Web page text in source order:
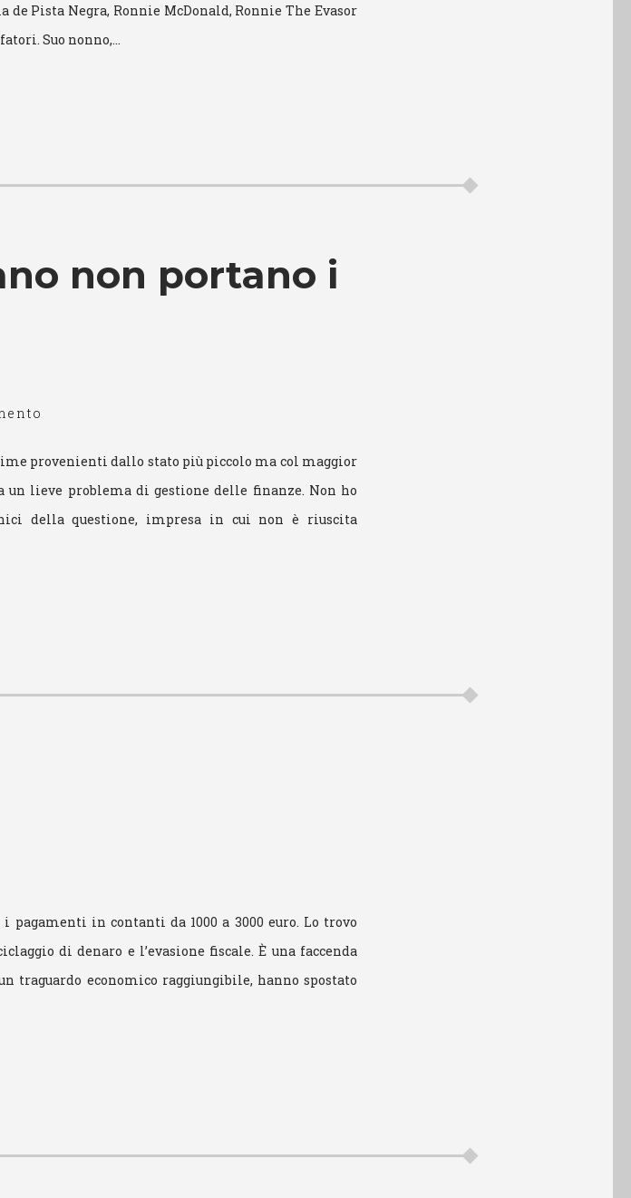
de Pista Negra, Ronnie McDonald, Ronnie The Evasor
Suo nonno,…
non portano i
provenienti dallo stato più piccolo ma col maggior
lieve problema di gestione delle finanze. Non ho
della questione, impresa in cui non è riuscita
in contanti da 1000 a 3000 euro. Lo trovo
di denaro e l’evasione fiscale. È una faccenda
traguardo economico raggiungibile, hanno spostato